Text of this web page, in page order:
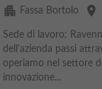
apartment Fassa Bortolo place
Sede di lavoro:
dell'azienda passi
operiamo nel settore
innovazione...